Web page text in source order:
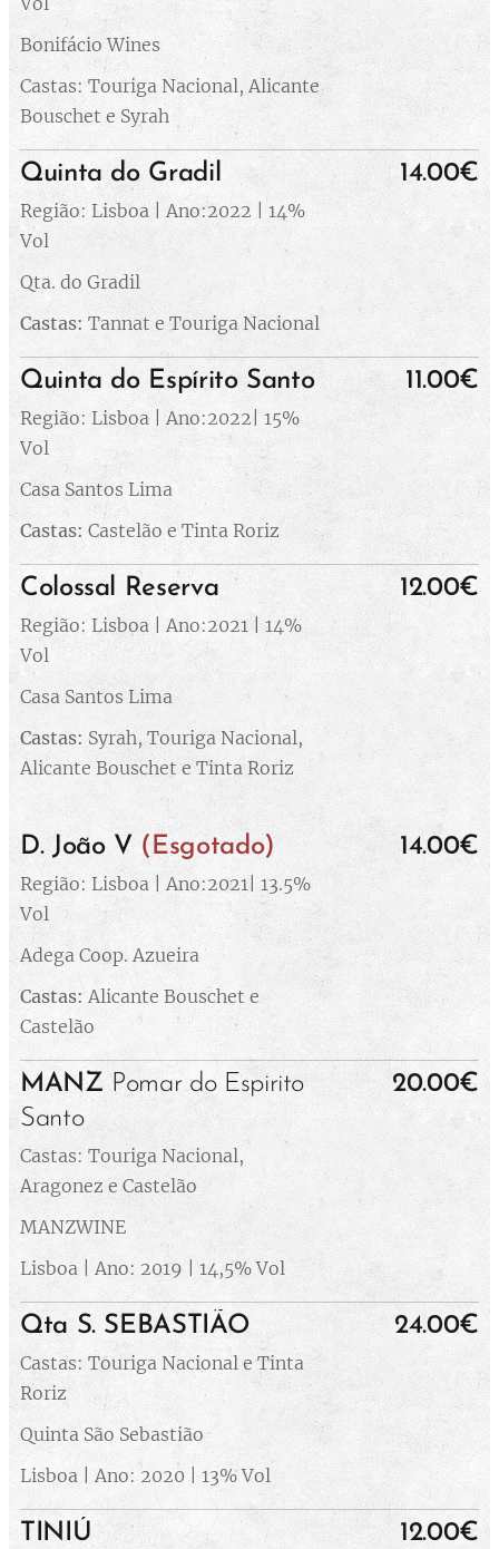
Bonifácio Wines
Castas: Touriga Nacional, Alicante
Bouschet e Syrah
Quinta do Gradil
Região: Lisboa | Ano:2022 | 14%
Vol
Qta. do Gradil
Castas: Tannat e Touriga Nacional
14.00€
Quinta do Espírito Santo
Região: Lisboa | Ano:2022| 15%
Vol
Casa Santos Lima
Castas: Castelão e Tinta Roriz
11.00€
Colossal Reserva
Região: Lisboa | Ano:2021 | 14%
Vol
Casa Santos Lima
Castas: Syrah, Touriga Nacional,
Alicante Bouschet e Tinta Roriz
12.00€
D. João V (Esgotado)
Região: Lisboa | Ano:2021| 13.5%
Vol
Adega Coop. Azueira
Castas:Alicante Bouschet e
Castelão
14.00€
MANZPomar do Espirito
Santo
Castas: Touriga Nacional,
Aragonez e Castelão
MANZWINE
Lisboa | Ano: 2019 | 14,5% Vol
20.00€
Qta S. SEBASTIÃO
Castas: Touriga Nacional e Tinta
Roriz
Quinta São Sebastião
Lisboa | Ano: 2020 | 13% Vol
24.00€
TINIÚ 12.00€